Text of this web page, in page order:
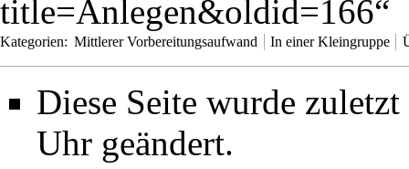
title=Anlegen&oldid=166“
Kategorien: Mittlerer Vorbereitungsaufwand In einer Kleingruppe
Diese Seite wurde
Uhr geändert.